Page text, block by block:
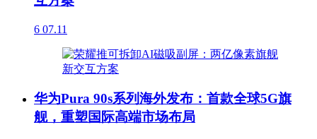
6 07.11
华为Pura 90s系列海外发布：首款全球5G旗
舰，重塑国际高端市场布局